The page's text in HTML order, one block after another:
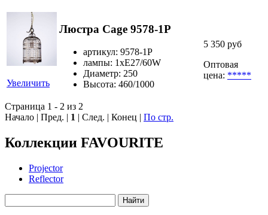
Увеличить
Люстра Cage 9578-1P
артикул: 9578-1P
лампы: 1хE27/60W
Диаметр: 250
Высота: 460/1000
5 350 руб
Оптовая
цена: *****
Страница 1 - 2 из 2
Начало | Пред. | 1 | След. | Конец | По стр.
Коллекции FAVOURITE
Projector
Reflector